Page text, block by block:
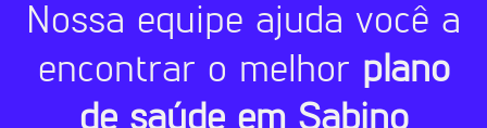
Nossa equipe ajuda você a
encontrar o melhor plano
de saúde em Sabino